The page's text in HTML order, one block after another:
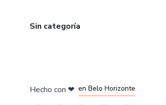
Sin categoría
Hecho con ❤ en Belo Horizonte